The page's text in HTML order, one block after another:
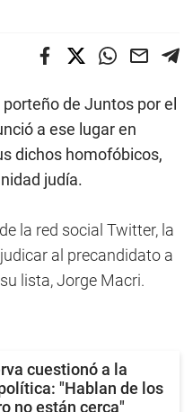
de Juntos por el
a ese lugar en
dichos homofóbicos,
judía.
la red social Twitter, la
al precandidato a
lista, Jorge Macri.
cuestionó a la
"Hablan de los
no están cerca"